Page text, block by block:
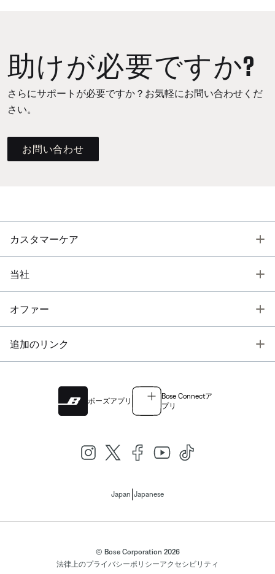
助けが必要ですか?
さらにサポートが必要ですか？お気軽にお問い合わせくだ
さい。
お問い合わせ
カスタマーケア
当社
オファー
追加のリンク
ボーズアプリ
Bose Connectア
プリ
Japan Japanese
© Bose Corporation 2026
法律上のプライバシーポリシーアクセシビリティ